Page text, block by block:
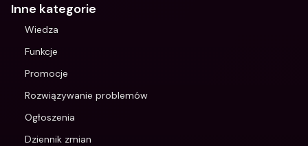
Inne kategorie
Wiedza
Funkcje
Promocje
Rozwiązywanie problemów
Ogłoszenia
Dziennik zmian